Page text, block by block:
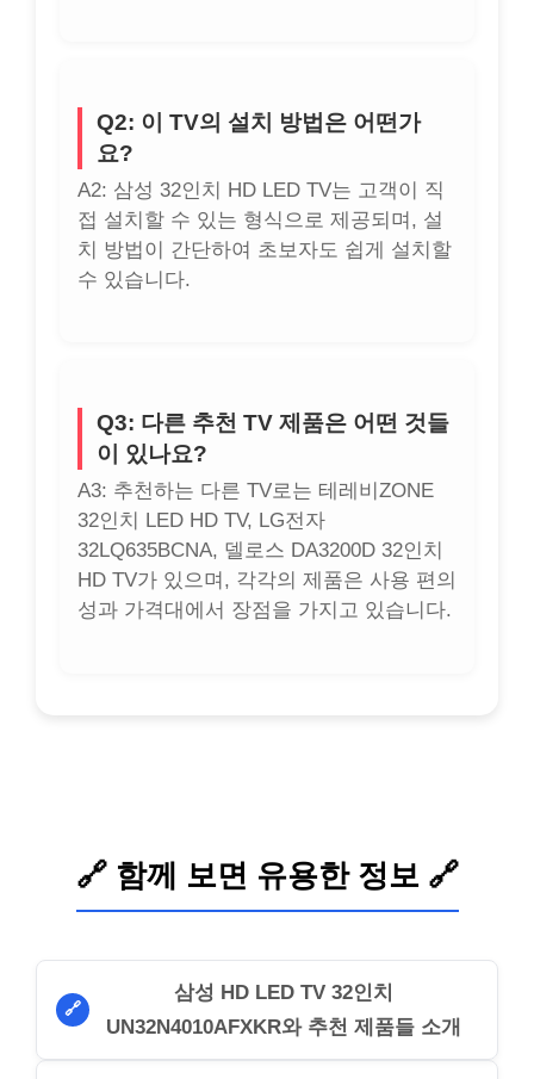
Q2: 이 TV의 설치 방법은 어떤가
요?
A2: 삼성 32인치 HD LED TV는 고객이 직
접 설치할 수 있는 형식으로 제공되며, 설
치 방법이 간단하여 초보자도 쉽게 설치할
수 있습니다.
Q3: 다른 추천 TV 제품은 어떤 것들
이 있나요?
A3: 추천하는 다른 TV로는 테레비ZONE
32인치 LED HD TV, LG전자
32LQ635BCNA, 델로스 DA3200D 32인치
HD TV가 있으며, 각각의 제품은 사용 편의
성과 가격대에서 장점을 가지고 있습니다.
🔗 함께 보면 유용한 정보 🔗
🔗
삼성 HD LED TV 32인치
UN32N4010AFXKR와 추천 제품들 소개